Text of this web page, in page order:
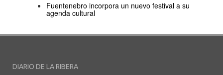
Fuentenebro incorpora un nuevo festival a su
agenda cultural
DIARIO DE LA RIBERA